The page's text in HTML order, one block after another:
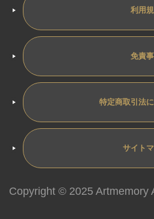
利用
免責
特定商取引法
サイト
Copyright © 2025 Artmemory